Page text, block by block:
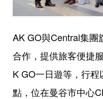
AK GO與Central集團
合作，提供旅客便捷
K GO一日遊等，行
點，位在曼谷市中心